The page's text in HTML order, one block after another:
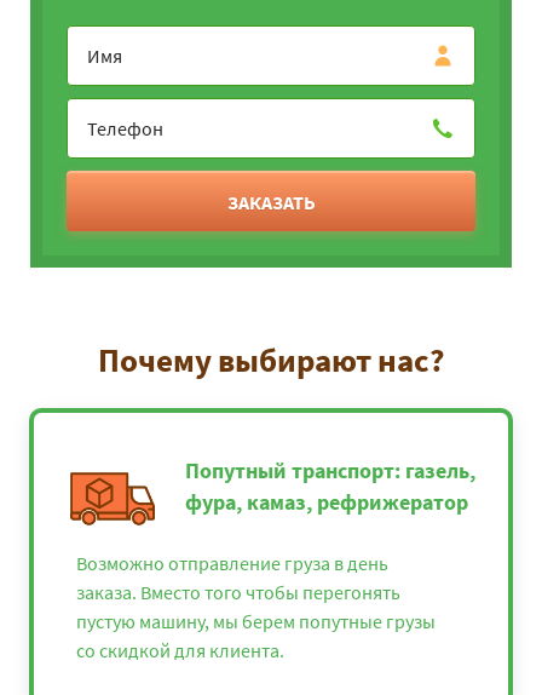
ЗАКАЗАТЬ
Почему выбирают нас?
Попутный транспорт: газель,
фура, камаз, рефрижератор
Возможно отправление груза в день
заказа. Вместо того чтобы перегонять
пустую машину, мы берем попутные грузы
со скидкой для клиента.